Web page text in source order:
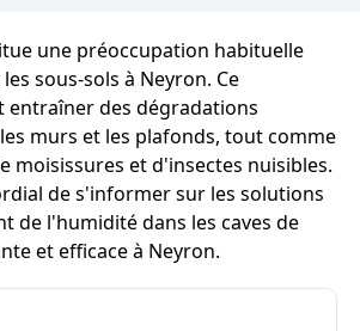
une préoccupation habituelle
sous-sols à Neyron. Ce
entraîner des dégradations
murs et les plafonds, tout comme
moisissures et d'insectes nuisibles.
de s'informer sur les solutions
de l'humidité dans les caves de
et efficace à Neyron.